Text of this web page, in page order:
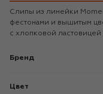
Слипы из линейки
фестонами и вышитым
с хлопковой
Бренд
Цвет